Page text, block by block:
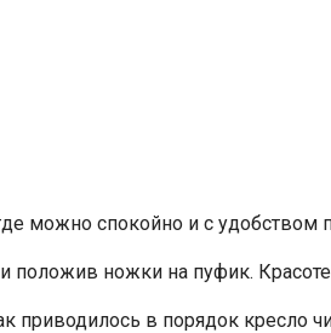
можно спокойно и с удобством
положив ножки на пуфик.
приводилось в порядок кресло